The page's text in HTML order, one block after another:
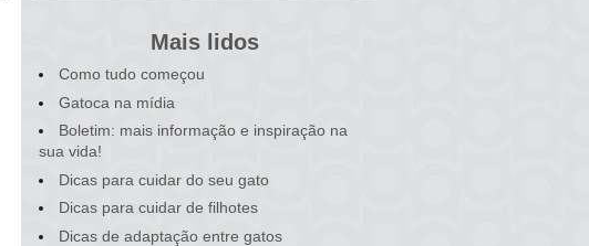
Mais lidos
Como tudo começou
Gatoca na mídia
Boletim: mais informação e inspiração na
sua vida!
Dicas para cuidar do seu gato
Dicas para cuidar de filhotes
Dicas de adaptação entre gatos